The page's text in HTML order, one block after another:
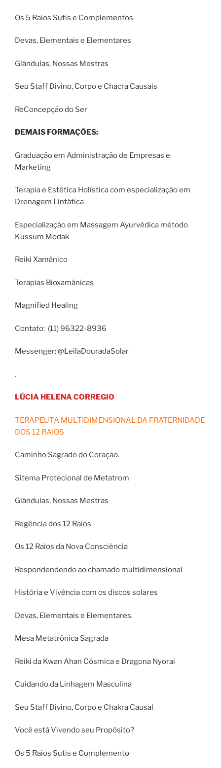
Os 5 Raios Sutis e Complementos
Devas, Elementais e Elementares
Glândulas, Nossas Mestras
Seu Staff Divino, Corpo e Chacra Causais
ReConcepção do Ser
DEMAIS FORMAÇÕES:
Graduação em Administração de Empresas e
Marketing
Terapia e Estética Holística com especialização em
Drenagem Linfática
Especialização em Massagem Ayurvédica método
Kussum Modak
Reiki Xamânico
Terapias Bioxamânicas
Magnified Healing
Contato: (11) 96322-8936
Messenger: @LeilaDouradaSolar
.
LÚCIA HELENA CORREGIO
TERAPEUTA MULTIDIMENSIONAL DA FRATERNIDADE
DOS 12 RAIOS
Caminho Sagrado do Coração.
Sitema Protecional de Metatrom
Glândulas, Nossas Mestras
Regência dos 12 Raios
Os 12 Raios da Nova Consciência
Respondendendo ao chamado multidimensional
História e Vivência com os discos solares
Devas, Elementais e Elementares.
Mesa Metatrônica Sagrada
Reiki da Kwan Ahan Cósmica e Dragona Nyorai
Cuidando da Linhagem Masculina
Seu Staff Divino, Corpo e Chakra Causal
Você está Vivendo seu Propósito?
Os 5 Raios Sutis e Complemento